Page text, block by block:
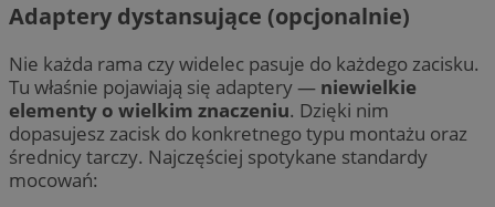
Adaptery dystansujące (opcjonalnie)
Nie każda rama czy widelec pasuje do każdego zacisku.
Tu właśnie pojawiają się adaptery — niewielkie
elementy o wielkim znaczeniu. Dzięki nim
dopasujesz zacisk do konkretnego typu montażu oraz
średnicy tarczy. Najczęściej spotykane standardy
mocowań: